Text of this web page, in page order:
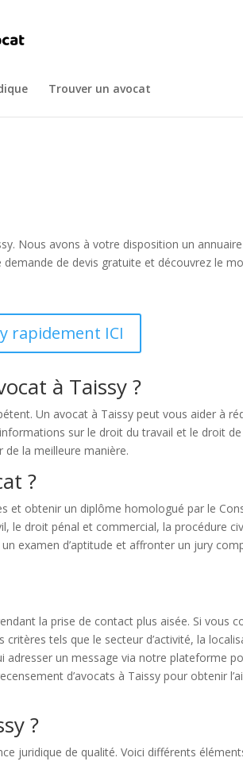
Trouver un avocat
Nous avons à votre disposition un
de devis gratuite et découvrez le
rapidement ICI
à Taissy ?
Un avocat à Taissy peut vous aider à
sur le droit du travail et le droit
la meilleure manière.
?
et obtenir un diplôme homologué par le
le droit pénal et commercial, la procédure
examen d’aptitude et affronter un jury
la prise de contact plus aisée. Si vous
tels que le secteur d’activité, la
adresser un message via notre plateforme
d’avocats à Taissy pour obtenir
?
juridique de qualité. Voici différents